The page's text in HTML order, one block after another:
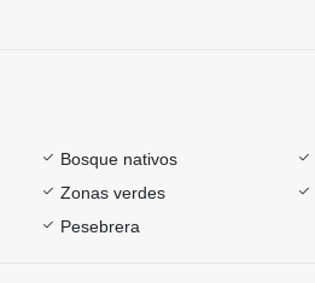
Bosque nativos
Zonas verdes
Pesebrera